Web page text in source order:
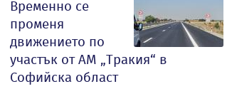
Временно се
променя
движението по
участък от АМ „Тракия“ в
Софийска област